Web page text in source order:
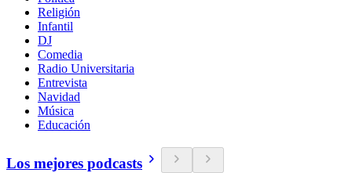
Religión
Infantil
DJ
Comedia
Radio Universitaria
Entrevista
Navidad
Música
Educación
Los mejores podcasts